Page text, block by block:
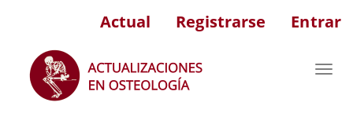
Contenido
principal
Barra
Actual Registrarse Entrar